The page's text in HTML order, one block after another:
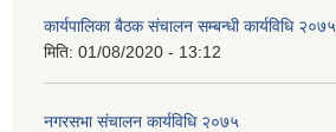
कार्यपालिका बैठक संचालन सम्बन्धी कार्यविधि २०७५
मिति: 01/08/2020 - 13:12
नगरसभा संचालन कार्यविधि २०७५